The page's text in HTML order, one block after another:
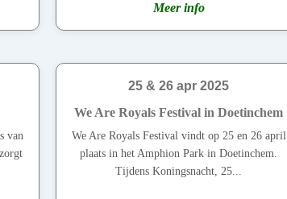
Meer info
van
25 & 26 apr 2025
We Are Royals Festival in Doetinchem
We Are Royals Festival vindt op 25 en 26 april
plaats in het Amphion Park in Doetinchem.
Tijdens Koningsnacht, 25...